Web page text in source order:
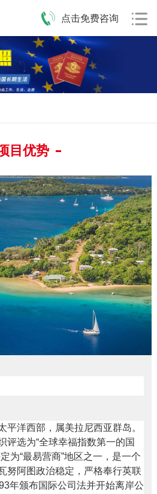
点击免费咨询
目优势
平洋西部，属美拉尼西亚群岛。
评选为“全球幸福指数第一的国
为“最易营商”地区之一，是一个
努阿图政治稳定，严格奉行英联
年颁布国际公司法并开始离岸公